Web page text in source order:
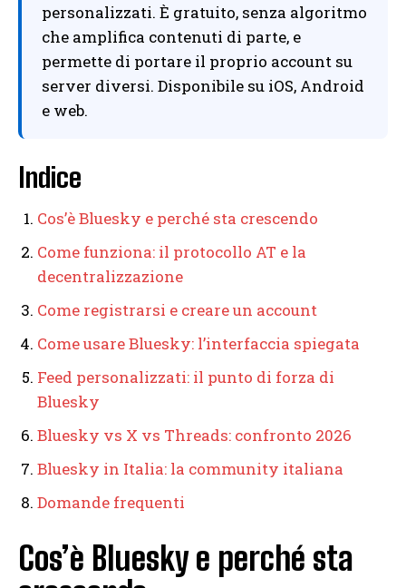
personalizzati. È gratuito, senza algoritmo
che amplifica contenuti di parte, e
permette di portare il proprio account su
server diversi. Disponibile su iOS, Android
e web.
Indice
Cos’è Bluesky e perché sta crescendo
Come funziona: il protocollo AT e la
decentralizzazione
Come registrarsi e creare un account
Come usare Bluesky: l’interfaccia spiegata
Feed personalizzati: il punto di forza di
Bluesky
Bluesky vs X vs Threads: confronto 2026
Bluesky in Italia: la community italiana
Domande frequenti
Cos’è Bluesky e perché sta